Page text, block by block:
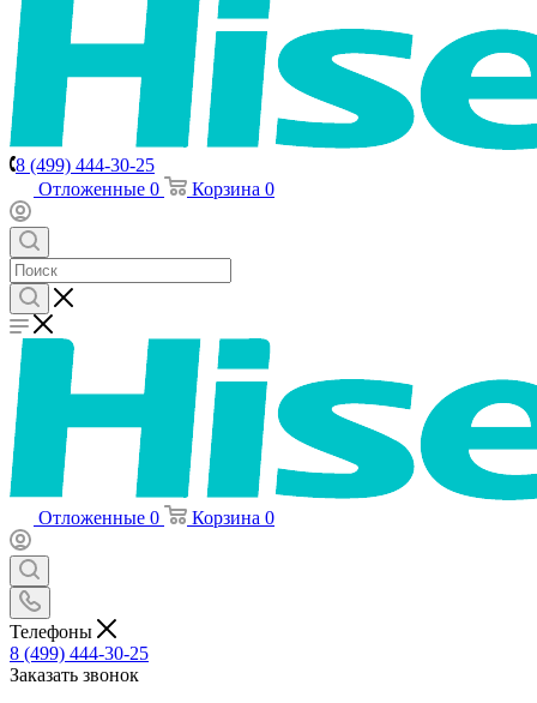
8 (499) 444-30-25
Отложенные 0 Корзина 0
Отложенные 0 Корзина 0
Телефоны
8 (499) 444-30-25
Заказать звонок